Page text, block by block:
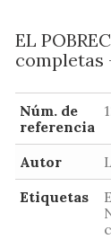
EL
completas
Núm. de
referencia
Autor
Etiquetas